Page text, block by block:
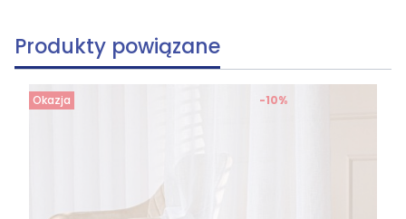
Produkty powiązane
Okazja -10%